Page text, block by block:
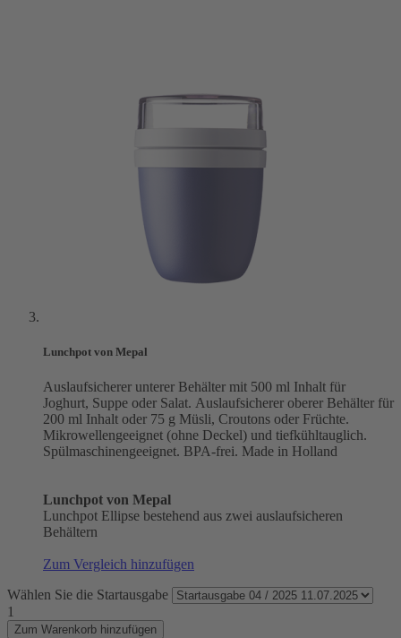
Lunchpot von Mepal
Auslaufsicherer unterer Behälter mit 500 ml Inhalt für
Joghurt, Suppe oder Salat. Auslaufsicherer oberer Behälter für
200 ml Inhalt oder 75 g Müsli, Croutons oder Früchte.
Mikrowellengeeignet (ohne Deckel) und tiefkühltauglich.
Spülmaschinengeeignet. BPA-frei. Made in Holland
Lunchpot von Mepal
Lunchpot Ellipse bestehend aus zwei auslaufsicheren
Behältern
Zum Vergleich hinzufügen
Wählen Sie die Startausgabe
1
Zum Warenkorb hinzufügen